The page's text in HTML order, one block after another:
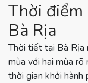
Thời
Bà Rịa
Thời tiết tại Bà Rịa
mùa với hai mùa
thời gian khởi hành